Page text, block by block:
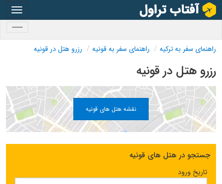
راهنمای سفر به ترکیه راهنمای سفر به قونیه رزرو هتل در قونیه
رزرو هتل در قونیه
نقشه هتل های قونیه
جستجو در هتل های قونیه
تاریخ ورود